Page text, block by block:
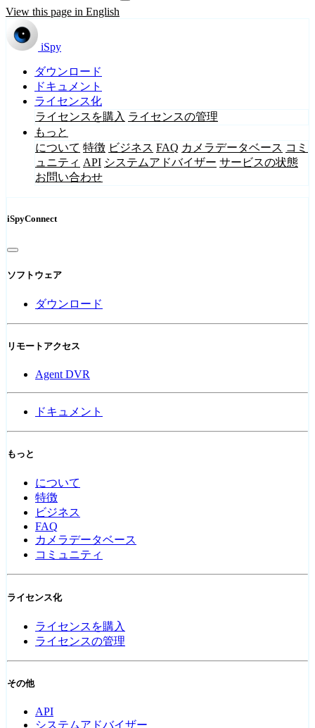
View this page in English
iSpy
ダウンロード
ドキュメント
ライセンス化
ライセンスを購入 ライセンスの管理
もっと
について 特徴 ビジネス FAQ カメラデータベース コミ
ュニティ API システムアドバイザー サービスの状態
お問い合わせ
iSpyConnect
ソフトウェア
ダウンロード
リモートアクセス
Agent DVR
ドキュメント
もっと
について
特徴
ビジネス
FAQ
カメラデータベース
コミュニティ
ライセンス化
ライセンスを購入
ライセンスの管理
その他
API
システムアドバイザー